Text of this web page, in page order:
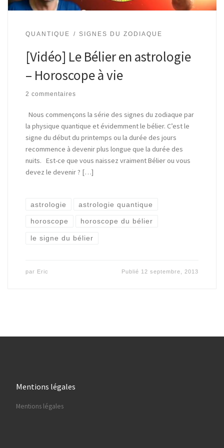
QUANTIQUE SIGNES DU ZODIAQUE
[Vidéo] Le Bélier en astrologie
– Horoscope à vie
2 commentaires
Nous commençons la série des signes du zodiaque par
la physique quantique et évidemment le bélier. C’est le
signe du début du printemps ou la durée des jours
recommence à devenir plus longue que la durée des
nuits. Est-ce que vous naissez vraiment Bélier ou vous
devez le devenir ? […]
astrologie astrologie quantique
horoscope horoscope du bélier
le signe du bélier
par Eric Publié 12 septembre, 2013
Mentions légales
Mentions légales